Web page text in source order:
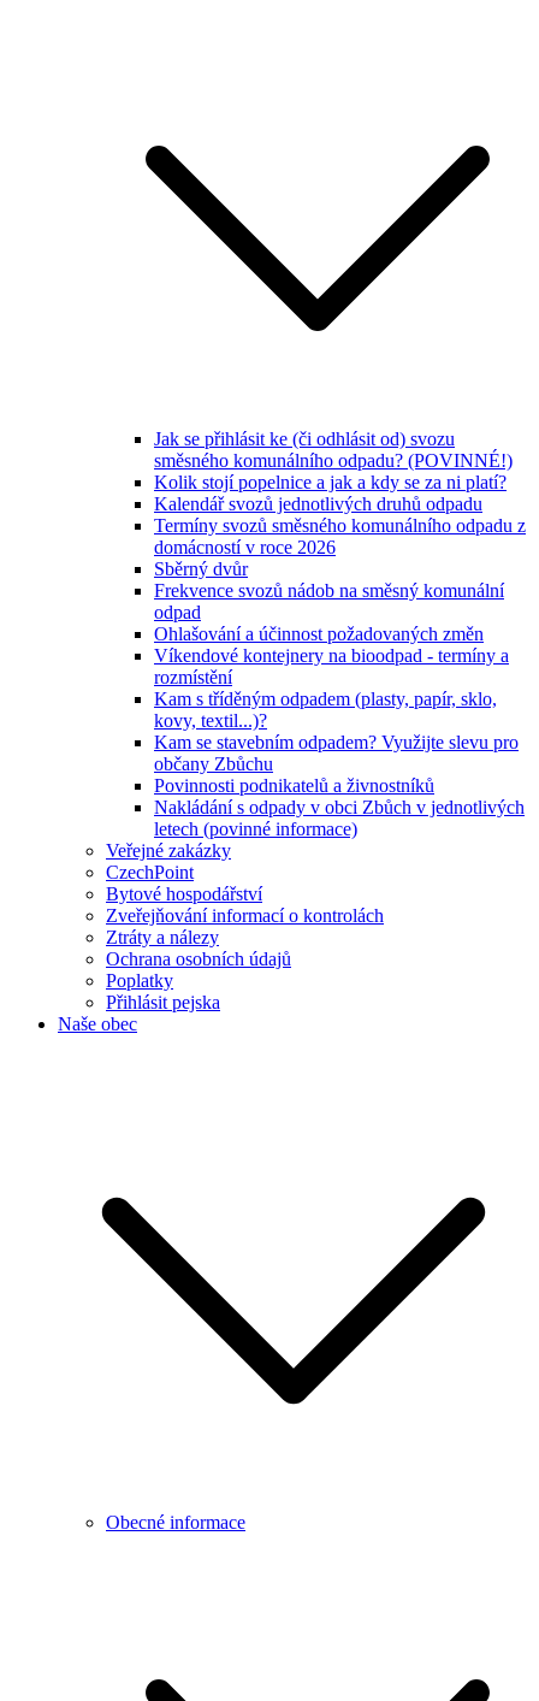
Jak se přihlásit ke (či odhlásit od) svozu
směsného komunálního odpadu? (POVINNÉ!)
Kolik stojí popelnice a jak a kdy se za ni platí?
Kalendář svozů jednotlivých druhů odpadu
Termíny svozů směsného komunálního odpadu z
domácností v roce 2026
Sběrný dvůr
Frekvence svozů nádob na směsný komunální
odpad
Ohlašování a účinnost požadovaných změn
Víkendové kontejnery na bioodpad - termíny a
rozmístění
Kam s tříděným odpadem (plasty, papír, sklo,
kovy, textil...)?
Kam se stavebním odpadem? Využijte slevu pro
občany Zbůchu
Povinnosti podnikatelů a živnostníků
Nakládání s odpady v obci Zbůch v jednotlivých
letech (povinné informace)
Veřejné zakázky
CzechPoint
Bytové hospodářství
Zveřejňování informací o kontrolách
Ztráty a nálezy
Ochrana osobních údajů
Poplatky
Přihlásit pejska
Naše obec
Obecné informace